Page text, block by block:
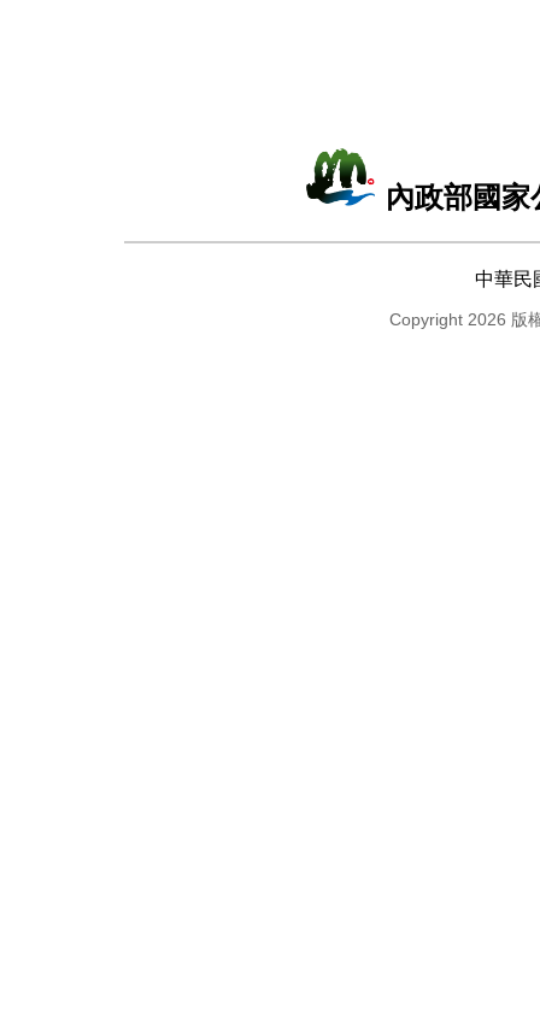
內政部國
中華民
Copyright 2026 版